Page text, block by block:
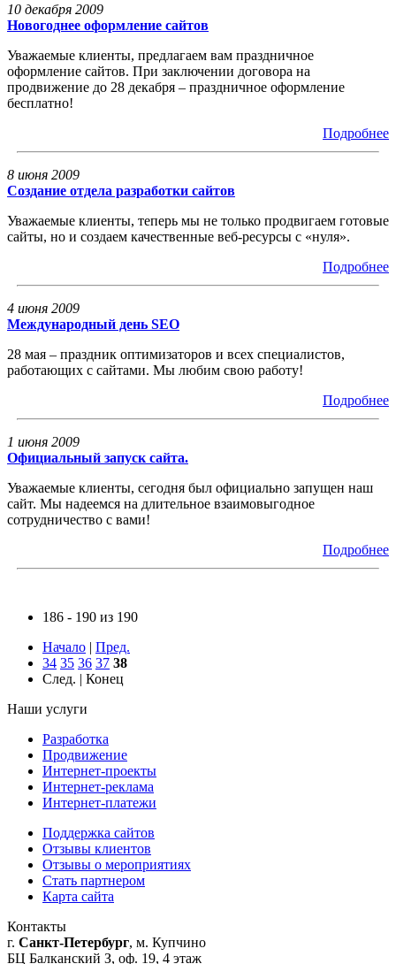
10 декабря 2009
Новогоднее оформление сайтов
Уважаемые клиенты, предлагаем вам праздничное
оформление сайтов. При заключении договора на
продвижение до 28 декабря – праздничное оформление
бесплатно!
Подробнее
8 июня 2009
Создание отдела разработки сайтов
Уважаемые клиенты, теперь мы не только продвигаем готовые
сайты, но и создаем качественные веб-ресурсы с «нуля».
Подробнее
4 июня 2009
Международный день SEO
28 мая – праздник оптимизаторов и всех специалистов,
работающих с сайтами. Мы любим свою работу!
Подробнее
1 июня 2009
Официальный запуск сайта.
Уважаемые клиенты, сегодня был официально запущен наш
сайт. Мы надеемся на длительное взаимовыгодное
сотрудничество с вами!
Подробнее
186 - 190 из 190
Начало | Пред.
34 35 36 37 38
След. | Конец
Наши услуги
Разработка
Продвижение
Интернет-проекты
Интернет-реклама
Интернет-платежи
Поддержка сайтов
Отзывы клиентов
Отзывы о мероприятиях
Стать партнером
Карта сайта
Контакты
г. Санкт-Петербург, м. Купчино
БЦ Балканский З, оф. 19, 4 этаж